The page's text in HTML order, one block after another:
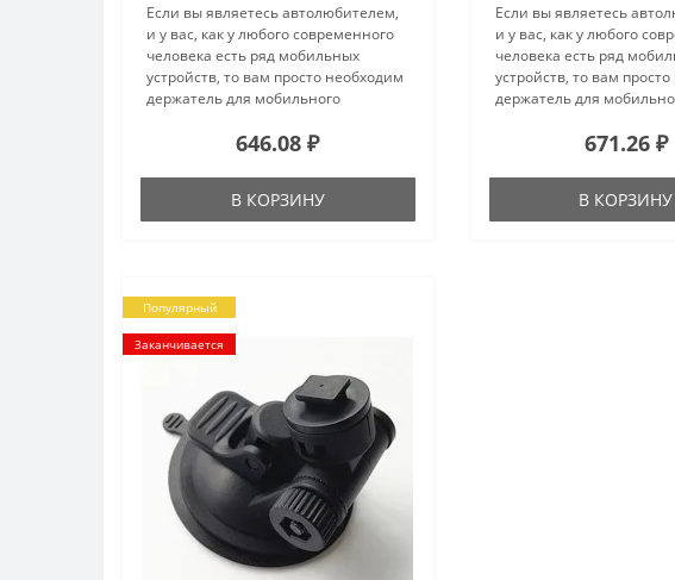
Если вы являетесь автолюбителем,
и у вас, как у любого современного
человека есть ряд мобильных
устройств, то вам просто необходим
держатель для мобильного
практика показывает, что за рулем
646.08 ₽
В КОРЗИНУ
Если вы являетесь
и у вас, как у любого
человека есть ряд
устройств, то вам
держатель для
практика показывает,
671.26 ₽
В КОРЗИНУ
Популярный
Заканчивается